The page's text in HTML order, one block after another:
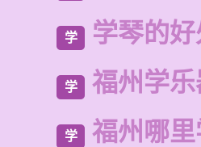
学 学琴的
学 福州学
学 福州哪